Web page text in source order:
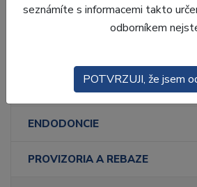
Ordinace
ENDODONCIE
PROVIZORIA A REBAZE
seznámíte s informacemi takto
odborníkem
POTVRZUJI, že jsem